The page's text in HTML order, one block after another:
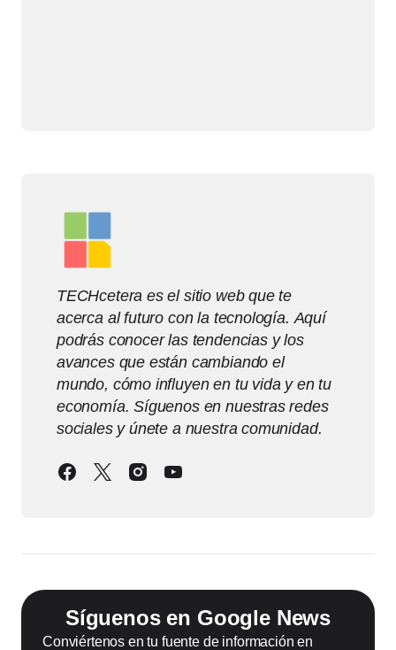
TECHcetera es el sitio web que te
acerca al futuro con la tecnología. Aquí
podrás conocer las tendencias y los
avances que están cambiando el
mundo, cómo influyen en tu vida y en tu
economía. Síguenos en nuestras redes
sociales y únete a nuestra comunidad.
Síguenos en Google News
Conviértenos en tu fuente de información en